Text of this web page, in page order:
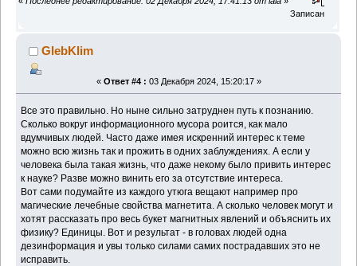
Записан
GlebKlim
« Ответ #4 : 03 Декабря 2024, 15:20:17 »
Все это правильно. Но ныне сильно затруднен путь к познанию.
Сколько вокруг информационного мусора роится, как мало
вдумчивых людей. Часто даже имея искренний интерес к теме
можно всю жизнь так и прожить в одних заблуждениях. А если у
человека была такая жизнь, что даже некому было привить интерес
к науке? Разве можно винить его за отсутствие интереса.
Вот сами подумайте из каждого утюга вещают например про
магические лечебные свойства магнетита. А сколько человек могут и
хотят рассказать про весь букет магнитных явлений и объяснить их
физику? Единицы. Вот и результат - в головах людей одна
дезинформация и увы только силами самих пострадавших это не
исправить.